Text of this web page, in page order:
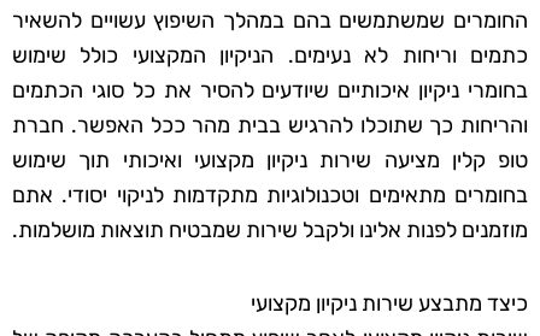
החומרים שמשתמשים בהם במהלך השיפוץ עשויים להשאיר
כתמים וריחות לא נעימים. הניקיון המקצועי כולל שימוש
בחומרי ניקיון איכותיים שיודעים להסיר את כל סוגי הכתמים
והריחות כך שתוכלו להרגיש בבית מהר ככל האפשר. חברת
טופ קלין מציעה שירות ניקיון מקצועי ואיכותי תוך שימוש
בחומרים מתאימים וטכנולוגיות מתקדמות לניקוי יסודי. אתם
מוזמנים לפנות אלינו ולקבל שירות שמבטיח תוצאות מושלמות.
כיצד מתבצע שירות ניקיון מקצועי